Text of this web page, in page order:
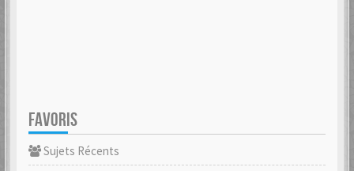
FAVORIS
Sujets Récents